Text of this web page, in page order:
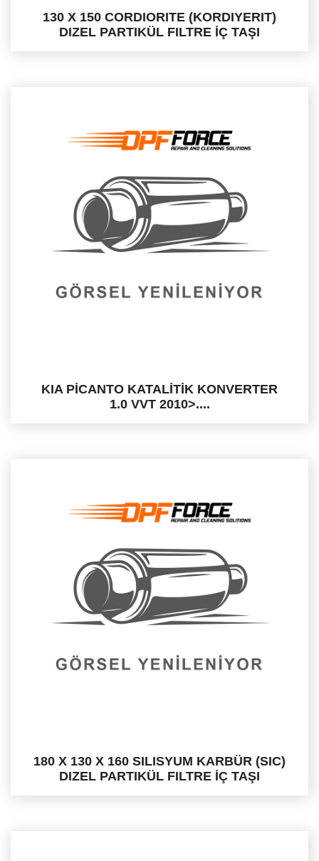
130 X 150 CORDIORITE (KORDIYERIT)
DIZEL PARTIKÜL FILTRE İÇ TAŞI
KIA PİCANTO KATALİTİK KONVERTER
1.0 VVT 2010>....
180 X 130 X 160 SILISYUM KARBÜR (SIC)
DIZEL PARTIKÜL FILTRE İÇ TAŞI